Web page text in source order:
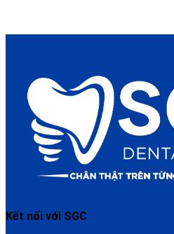
Kết nối với SGC